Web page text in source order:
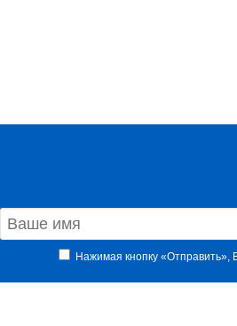
Нажимая кнопку «Отправить»,